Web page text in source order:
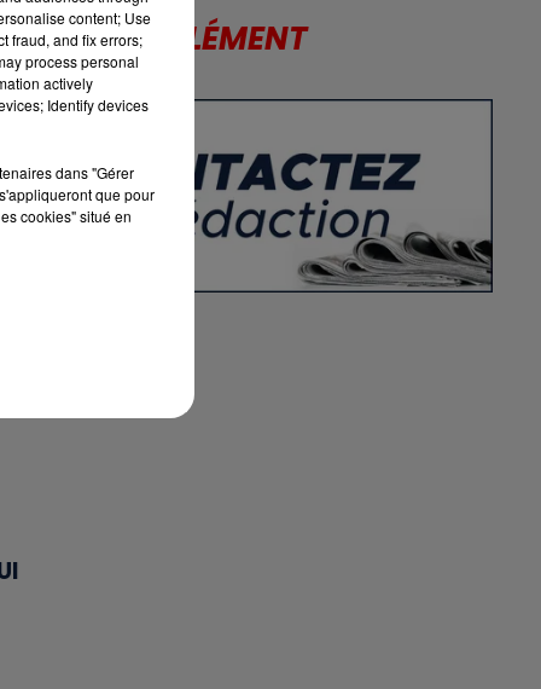
LE SUPPLÉMENT
content; Use
fraud, and fix errors;
process personal
actively
Identify devices
dans "Gérer
que pour
cookies" situé en